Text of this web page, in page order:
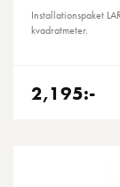
Installationspaket
kvadratmeter.
2,195:-